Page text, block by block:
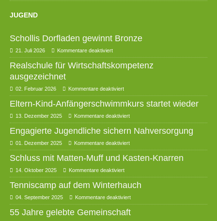
JUGEND
Schollis Dorfladen gewinnt Bronze
21. Juli 2026 Kommentare deaktiviert
Realschule für Wirtschaftskompetenz
ausgezeichnet
02. Februar 2026 Kommentare deaktiviert
Eltern-Kind-Anfängerschwimmkurs startet wieder
13. Dezember 2025 Kommentare deaktiviert
Engagierte Jugendliche sichern Nahversorgung
01. Dezember 2025 Kommentare deaktiviert
Schluss mit Matten-Muff und Kasten-Knarren
14. Oktober 2025 Kommentare deaktiviert
Tenniscamp auf dem Winterhauch
04. September 2025 Kommentare deaktiviert
55 Jahre gelebte Gemeinschaft